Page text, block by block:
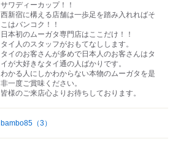
サワディーカップ！！
西新宿に構える店舗は一歩足を踏み入れればそ
こはバンコク！！
日本初のムーガタ専門店はここだけ！！
タイ人のスタッフがおもてなしします。
タイのお客さんが多めで日本人のお客さんはタ
イが大好きなタイ通の人ばかりです。
わかる人にしかわからない本物のムーガタを是
非一度ご賞味ください。
皆様のご来店心よりお待ちしております。
bambo85 （3）